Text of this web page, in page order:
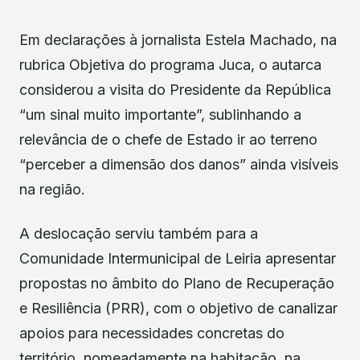
Em declarações à jornalista Estela Machado, na
rubrica Objetiva do programa Juca, o autarca
considerou a visita do Presidente da República
“um sinal muito importante”, sublinhando a
relevância de o chefe de Estado ir ao terreno
“perceber a dimensão dos danos” ainda visíveis
na região.
A deslocação serviu também para a
Comunidade Intermunicipal de Leiria apresentar
propostas no âmbito do Plano de Recuperação
e Resiliência (PRR), com o objetivo de canalizar
apoios para necessidades concretas do